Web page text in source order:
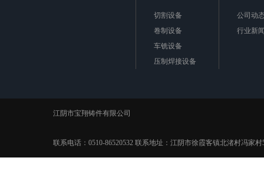
切割设备
卷制设备
车铣设备
压制焊接设备
公司动
行业新
江阴市宝翔铸件有限公司
联系电话：0510-86520532 联系地址：江阴市徐霞客镇北渚村冯家村